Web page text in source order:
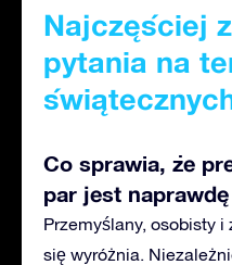
Najczęściej
pytania na
Co sprawia, że
par jest
Przemyślany, osobisty
się wyróżnia.